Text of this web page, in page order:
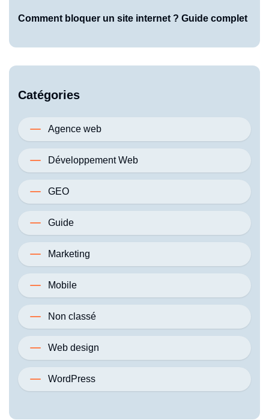
Comment bloquer un site internet ? Guide complet
Catégories
Agence web
Développement Web
GEO
Guide
Marketing
Mobile
Non classé
Web design
WordPress